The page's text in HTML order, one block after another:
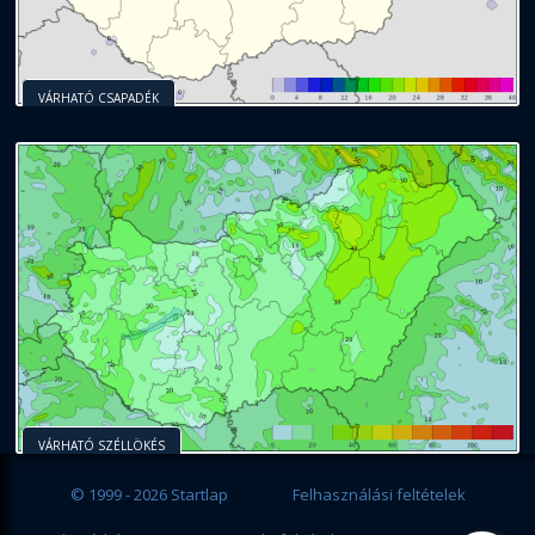
VÁRHATÓ CSAPADÉK
VÁRHATÓ SZÉLLÖKÉS
© 1999 - 2026 Startlap Felhasználási feltételek